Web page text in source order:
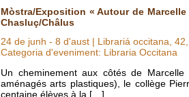
Mòstra/Exposition « Autour de
Chasluç/Châlus
24 de junh - 8 d'aust | Librariá occitana,
Categoria d'eveniment: Libraria Occitana
Un cheminement aux côtés de
aménagés arts plastiques), le collège
centaine élèves à la […]